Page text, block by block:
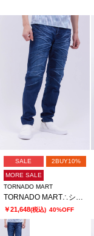
SALE 2BUY10%
MORE SALE
TORNADO MART
TORNADO MART∴シャープリンクルテーパードデニム
￥21,648(税込) 40%OFF